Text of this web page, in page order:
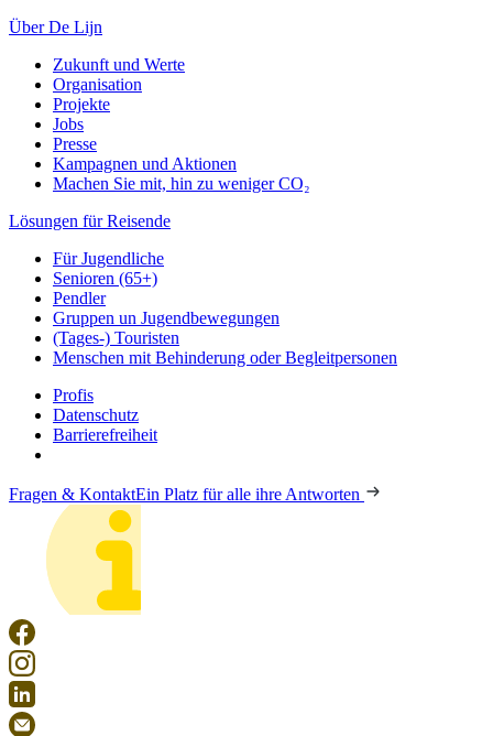
Über De Lijn
Zukunft und Werte
Organisation
Projekte
Jobs
Presse
Kampagnen und Aktionen
Machen Sie mit, hin zu weniger CO₂
Lösungen für Reisende
Für Jugendliche
Senioren (65+)
Pendler
Gruppen un Jugendbewegungen
(Tages-) Touristen
Menschen mit Behinderung oder Begleitpersonen
Profis
Datenschutz
Barrierefreiheit
Fragen & KontaktEin Platz für alle ihre Antworten